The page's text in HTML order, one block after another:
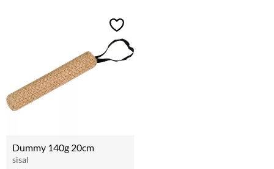
Dummy 140g 20cm
sisal
Lägg till i favoriter